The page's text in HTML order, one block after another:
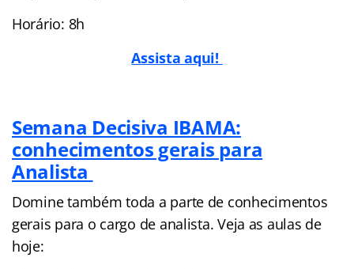
Horário: 8h
Assista aqui!
Semana Decisiva IBAMA:
conhecimentos gerais para
Analista
Domine também toda a parte de conhecimentos
gerais para o cargo de analista. Veja as aulas de
hoje: